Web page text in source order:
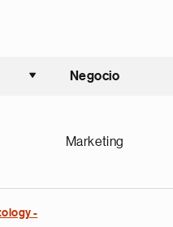
Ordenar
Negocio
Marketing
-